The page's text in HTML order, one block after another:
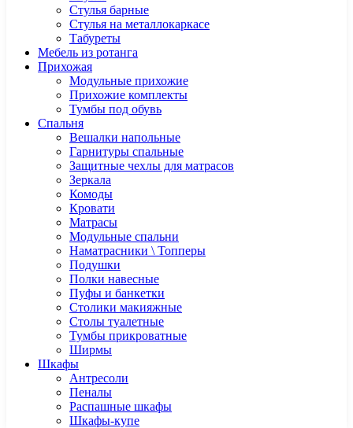
Стулья барные
Стулья на металлокаркасе
Табуреты
Мебель из ротанга
Прихожая
Модульные прихожие
Прихожие комплекты
Тумбы под обувь
Спальня
Вешалки напольные
Гарнитуры спальные
Защитные чехлы для матрасов
Зеркала
Комоды
Кровати
Матрасы
Модульные спальни
Наматрасники \ Топперы
Подушки
Полки навесные
Пуфы и банкетки
Столики макияжные
Столы туалетные
Тумбы прикроватные
Ширмы
Шкафы
Антресоли
Пеналы
Распашные шкафы
Шкафы-купе